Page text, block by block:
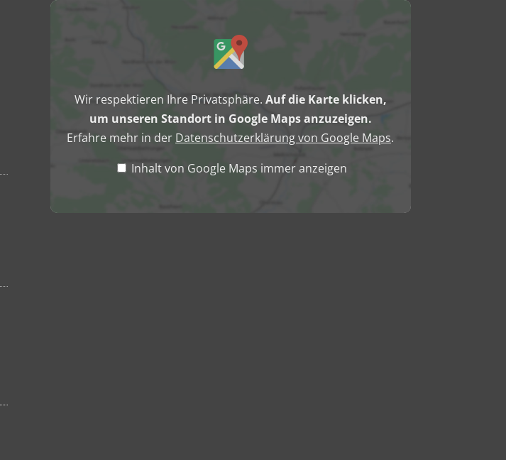
Inhalt
Wir respektieren Ihre Privatsphäre. Auf die Karte klicken,
um unseren Standort in Google Maps anzuzeigen.
Erfahre mehr in der Datenschutzerklärung von Google Maps.
Inhalt von Google Maps immer anzeigen